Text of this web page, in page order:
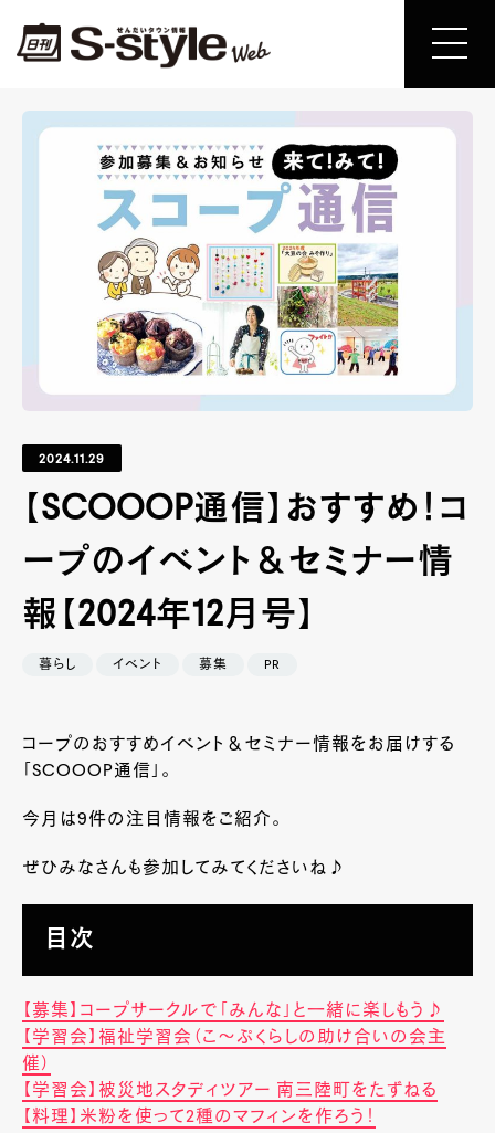
2024.11.29
【SCOOOP通信】おすすめ！コ
ープのイベント＆セミナー情
報【2024年12月号】
暮らし イベント 募集 PR
コープのおすすめイベント＆セミナー情報をお届けする
「SCOOOP通信」。
今月は9件の注目情報をご紹介。
ぜひみなさんも参加してみてくださいね♪
目次
【募集】コープサークルで「みんな」と一緒に楽しもう♪
【学習会】福祉学習会（こ～ぷくらしの助け合いの会主
催）
【学習会】被災地スタディツアー 南三陸町をたずねる
【料理】米粉を使って2種のマフィンを作ろう！